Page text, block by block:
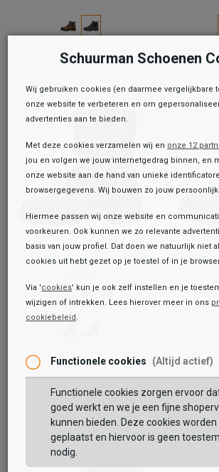
Palpa
99,99
Schuurman Schoenen
Wij gebruiken cookies (en daarmee vergelijkbare
onze website te verbeteren en om
advertenties aan te bieden.
Met deze cookies verzamelen wij en onze 12
jou en volgen we jouw internetgedrag binnen, en
onze website aan de hand van unieke
browsergegevens. Wij bouwen zo jouw
Hiermee passen wij onze website en
voorkeuren. Ook kunnen we zo relevante
basis van jouw profiel. Dat doen we natuurlijk niet
cookies uit hebt gezet op je toestel of in je
Via 'cookies' kun je ook zelf instellen en je
wijzigen of intrekken. Lees hierover meer in ons
cookiebeleid .
Functionele cookies (Altijd actief)
Functionele cookies zorgen ervoor
goed werkt en we je een fijne
kunnen bieden. Deze cookies worden
geplaatst en hiervoor is geen
nodig.